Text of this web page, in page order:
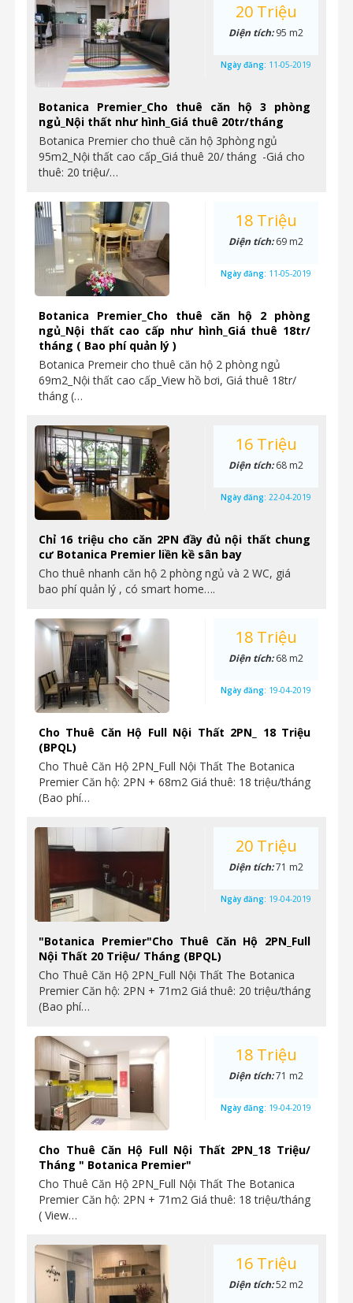
Botanica Premier_Cho thuê căn hộ 3 phòng
ngủ_Nội thất như hình_Giá thuê 20tr/tháng
Botanica Premier cho thuê căn hộ 3phòng ngủ
95m2_Nội thất cao cấp_Giá thuê 20/ tháng -Giá cho
thuê: 20 triệu/…
20 Triệu
Diện tích:95 m2
Ngày đăng: 11-05-2019
Botanica Premier_Cho thuê căn hộ 2 phòng
ngủ_Nội thất cao cấp như hình_Giá thuê 18tr/
tháng ( Bao phí quản lý )
Botanica Premeir cho thuê căn hộ 2 phòng ngủ
69m2_Nội thất cao cấp_View hồ bơi, Giá thuê 18tr/
tháng (…
18 Triệu
Diện tích:69 m2
Ngày đăng: 11-05-2019
Chỉ 16 triệu cho căn 2PN đầy đủ nội thất chung
cư Botanica Premier liền kề sân bay
Cho thuê nhanh căn hộ 2 phòng ngủ và 2 WC, giá
bao phí quản lý , có smart home….
16 Triệu
Diện tích:68 m2
Ngày đăng: 22-04-2019
Cho Thuê Căn Hộ Full Nội Thất 2PN_ 18 Triệu
(BPQL)
Cho Thuê Căn Hộ 2PN_Full Nội Thất The Botanica
Premier Căn hộ: 2PN + 68m2 Giá thuê: 18 triệu/tháng
(Bao phí…
18 Triệu
Diện tích:68 m2
Ngày đăng: 19-04-2019
"Botanica Premier"Cho Thuê Căn Hộ 2PN_Full
Nội Thất 20 Triệu/ Tháng (BPQL)
Cho Thuê Căn Hộ 2PN_Full Nội Thất The Botanica
Premier Căn hộ: 2PN + 71m2 Giá thuê: 20 triệu/tháng
(Bao phí…
20 Triệu
Diện tích:71 m2
Ngày đăng: 19-04-2019
Cho Thuê Căn Hộ Full Nội Thất 2PN_18 Triệu/
Tháng " Botanica Premier"
Cho Thuê Căn Hộ 2PN_Full Nội Thất The Botanica
Premier Căn hộ: 2PN + 71m2 Giá thuê: 18 triệu/tháng
( View…
18 Triệu
Diện tích:71 m2
Ngày đăng: 19-04-2019
16 Triệu
Diện tích:52 m2